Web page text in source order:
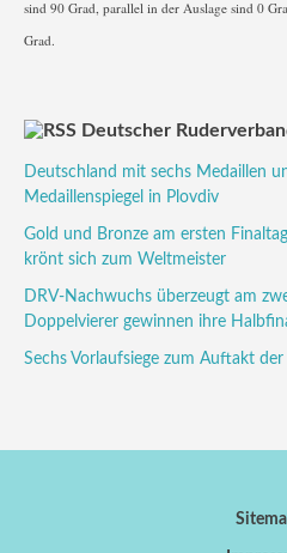
sind 90 Grad, parallel in der Auslage sind 0
Grad.
Deutscher
Deutschland mit sechs Medaillen
Medaillenspiegel in Plovdiv
Gold und Bronze am ersten
krönt sich zum Weltmeister
DRV-Nachwuchs überzeugt am
Doppelvierer gewinnen ihre
Sechs Vorlaufsiege zum Auftakt